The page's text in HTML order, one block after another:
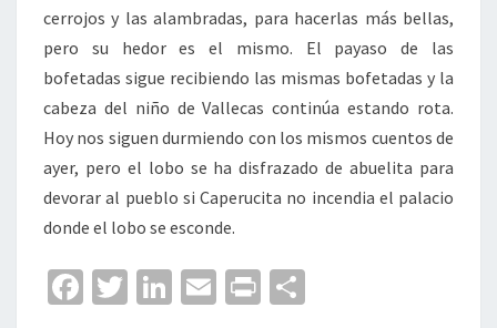
cerrojos y las alambradas, para hacerlas más bellas,
pero su hedor es el mismo. El payaso de las
bofetadas sigue recibiendo las mismas bofetadas y la
cabeza del niño de Vallecas continúa estando rota.
Hoy nos siguen durmiendo con los mismos cuentos de
ayer, pero el lobo se ha disfrazado de abuelita para
devorar al pueblo si Caperucita no incendia el palacio
donde el lobo se esconde.
Fa T
Li
E
Pr